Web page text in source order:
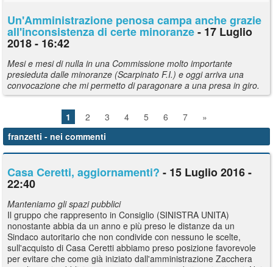
Un'Amministrazione penosa campa anche grazie
all'inconsistenza di certe minoranze- 17 Luglio
2018 - 16:42
Mesi e mesi di nulla in una Commissione molto importante
presieduta dalle minoranze (Scarpinato F.I.) e oggi arriva una
convocazione che mi permetto di paragonare a una presa in giro.
1 2 3 4 5 6 7
»
franzetti - nei commenti
Casa Ceretti, aggiornamenti? - 15 Luglio 2016 -
22:40
Manteniamo gli spazi pubblici
Il gruppo che rappresento in Consiglio (SINISTRA UNITA)
nonostante abbia da un anno e più preso le distanze da un
Sindaco autoritario che non condivide con nessuno le scelte,
sull'acquisto di Casa Ceretti abbiamo preso posizione favorevole
per evitare che come già iniziato dall'amministrazione Zacchera